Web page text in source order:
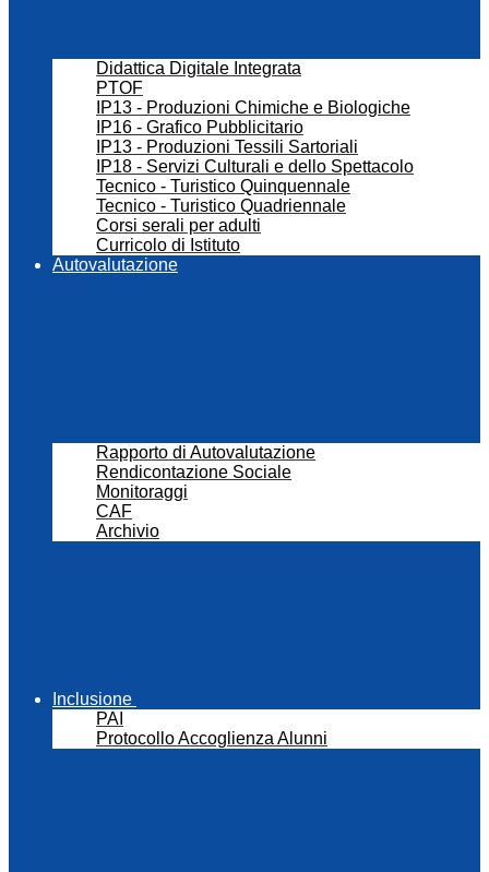
Didattica Digitale Integrata
PTOF
IP13 - Produzioni Chimiche e Biologiche
IP16 - Grafico Pubblicitario
IP13 - Produzioni Tessili Sartoriali
IP18 - Servizi Culturali e dello Spettacolo
Tecnico - Turistico Quinquennale
Tecnico - Turistico Quadriennale
Corsi serali per adulti
Curricolo di Istituto
Autovalutazione
Rapporto di Autovalutazione
Rendicontazione Sociale
Monitoraggi
CAF
Archivio
Inclusione
PAI
Protocollo Accoglienza Alunni